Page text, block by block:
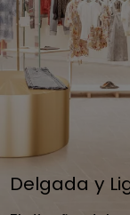
Delgada y